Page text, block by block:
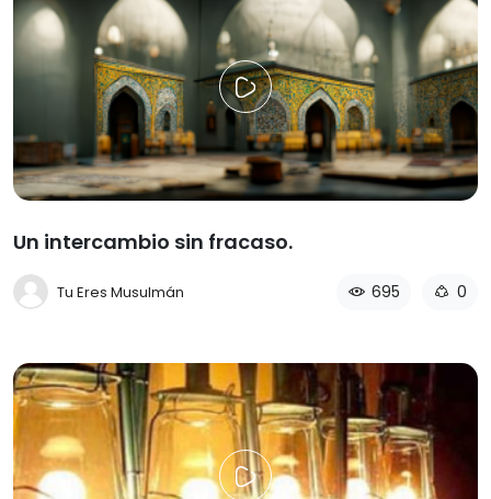
Un intercambio sin fracaso.
Tu Eres Musulmán 695 0